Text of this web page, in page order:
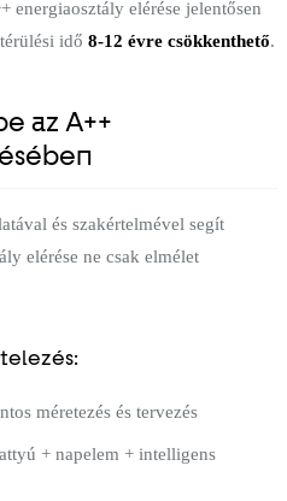
energiaosztály elérése jelentősen
idő 8-12 évre csökkenthető.
az A++
és szakértelmével segít
elérése ne csak elmélet
méretezés és tervezés
+ napelem + intelligens